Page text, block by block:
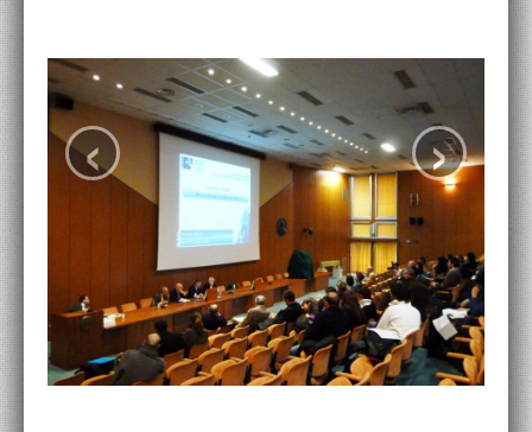
A.A.M. ARCHITETTURA ARTE MODERNA
RECENSIONI GENERALI
MOSTRE
DUETTI / DUELLI
LABORATORI DI PROGETTAZIONE
PROGETTI D'OPERA
‹ ›